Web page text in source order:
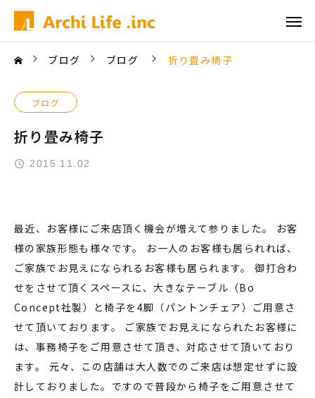
ブログ ブログ 折り畳み椅子
ブログ
折り畳み椅子
2015.11.02
最近、お客様にご来店頂く機会が増えて参りました。 お客
様の家族形態も様々です。 お一人のお客様も居られれば、
ご家族でお見えになられるお客様も居られます。 御打合わ
せをさせて頂くスペースに、大きなテーブル（Bo
Concept社製）と椅子を4脚（パントンチェア）ご用意さ
せて頂いております。 ご家族でお見えになられたお客様に
は、事務椅子をご用意させて頂き、対応させて頂いており
ます。 元々、この店舗は大人数でのご来店は想定せずに設
計しておりました。ですので普段から椅子をご用意させて